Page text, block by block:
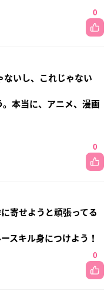
0
ないし、これじゃない
。本当に、アニメ、漫画
0
寄せようと頑張ってる
スキル身につけよう！
0